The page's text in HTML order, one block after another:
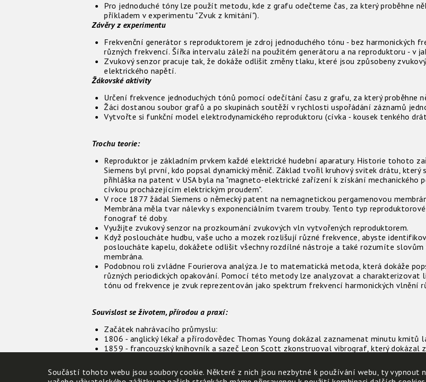
Pro jednoduché tóny lze použít metodu, kde z grafu odečteme čas, za který proběhne
příkladem v experimentu "Zvuk z kmitání").
Závěry z experimentu
Frekvenční generátor s reproduktorem je zdroj jednoduchého tónu - bez harmonických
různých frekvencí. Šířka intervalu záleží na použitém generátoru a na reproduktoru - v
Zvukový senzor pracuje tak, že dokáže odlišit změny tlaku, které jsou způsobeny
elektrického napětí.
Žákovské aktivity
Určení frekvence jednoduchých tónů pomocí odečítání času z grafu, za který proběhne
Žáci dostanou soubor grafů a po skupinách soutěží v rychlosti uspořádání záznamů
Vytvořte si funkční model elektrodynamického reproduktoru (cívka - kousek tenkého
Trochu teorie:
Reproduktor je základním prvkem každé elektrické hudební aparatury. Historie tohoto
Siemens byl první, kdo popsal dynamický měnič. Základ tvořil kruhový svitek drátu, který
přihláška na patent v USA byla na "magneto-elektrické zařízení k získání mechanického
cívkou procházejícím elektrickým proudem".
V roce 1877 žádal Siemens o německý patent na nemagnetickou pergamenovou
Membrána měla tvar nálevky s exponenciálním tvarem trouby. Tento typ
fonograf té doby.
Využijte zvukový senzor na prozkoumání zvukových vln vytvořených reproduktorem.
Když posloucháte hudbu, vaše ucho a mozek rozlišují různé frekvence, abyste
posloucháte kapelu, dokážete odlišit všechny rozdílné nástroje a také rozumíte slovům
membrána.
Podobnou roli zvládne Fourierova analýza. Je to matematická metoda, která dokáže
různých periodických opakování. Pomocí této metody lze analyzovat a
tónu od frekvence je zvuk reprezentován jako spektrum frekvencí harmonických vlnění
Souvislost se životem, přírodou a praxí:
Začátek nahrávacího průmyslu:
1806 - anglický lékař a přírodovědec Thomas Young dokázal zaznamenat minutu kmitů
1859 - francouzský knihovník a sazeč Leon Scott zkonstruoval vibrograf, který dokázal
1877 - první úspěšný model fonografu, který sestával ze známých dílů: z rotujícího
membrány a ostrého hrotu. Vynalezl ho Thomas Alva Edison. Umožňoval záznam i
Součástí tohoto webu jsou soubory cookie. Některé z nich jsou nezbytné k používání webu, ty vypnout